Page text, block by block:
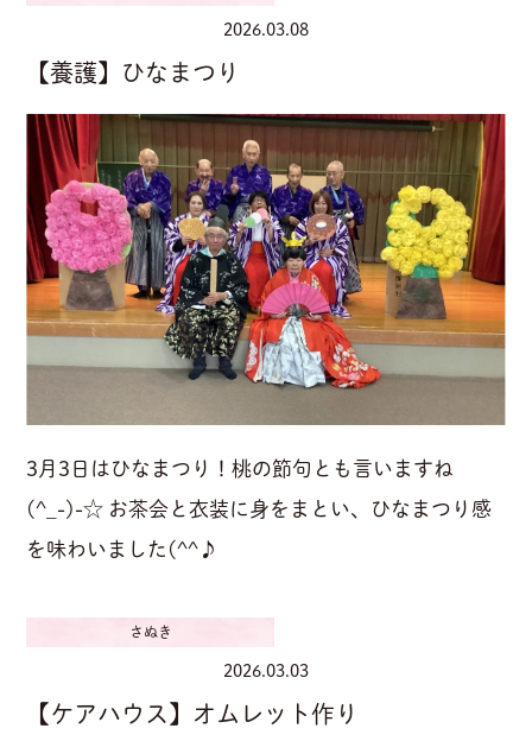
2026.03.08
【養護】ひなまつり
3月3日はひなまつり！桃の節句とも言いますね
(^_-)-☆ お茶会と衣装に身をまとい、ひなまつり感
を味わいました(^^♪
さぬき
2026.03.03
【ケアハウス】オムレット作り